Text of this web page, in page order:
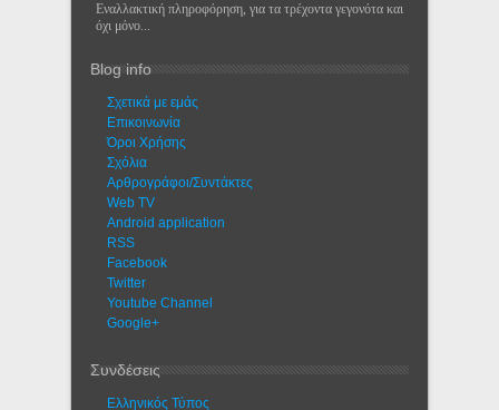
Εναλλακτική πληροφόρηση, για τα τρέχοντα γεγονότα και
όχι μόνο...
Blog info
Σχετικά με εμάς
Eπικοινωνία
Όροι Χρήσης
Σχόλια
Αρθρογράφοι/Συντάκτες
Web TV
Android application
RSS
Facebook
Twitter
Youtube Channel
Google+
Συνδέσεις
Ελληνικός Τύπος